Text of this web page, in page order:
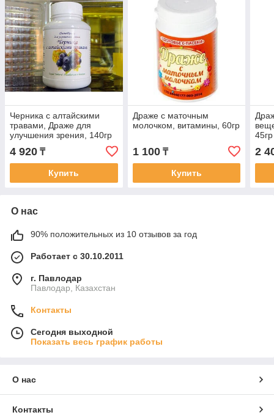
Черника с алтайскими
травами, Драже для
улучшения зрения, 140гр
4 920 ₸
Купить
Драже с маточным
молочком, витамины, 60гр
1 100₸
Купить
45гр
2
О нас
90% положительных из 10 отзывов за год
Работает с 30.10.2011
г. Павлодар
Павлодар, Казахстан
Контакты
Сегодня выходной
Показать весь график работы
О нас
Контакты